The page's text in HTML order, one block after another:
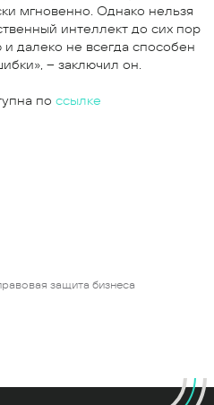
мгновенно. Однако нельзя
интеллект до сих пор
далеко не всегда способен
– заключил он.
по ссылке
защита бизнеса